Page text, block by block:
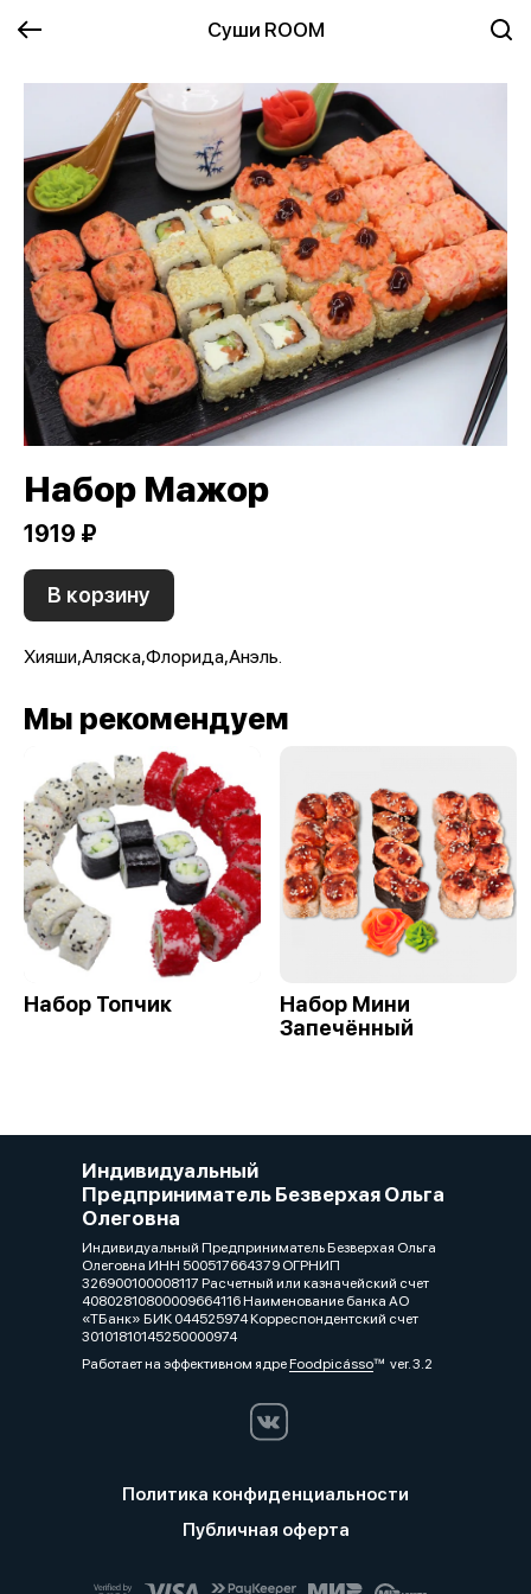
Суши ROOM
Набор Мажор
1919 ₽
В корзину
Хияши,Аляска,Флорида,Анэль.
Мы рекомендуем
Набор Топчик
Набор Мини
Запечённый
Индивидуальный
Предприниматель Безверхая Ольга
Олеговна
Индивидуальный Предприниматель Безверхая Ольга
Олеговна ИНН 500517664379 ОГРНИП
326900100008117 Расчетный или казначейский счет
40802810800009664116 Наименование банка АО
«ТБанк» БИК 044525974 Корреспондентский счет
30101810145250000974
Работает на эффективном ядреFoodpicássover. 3.2
Политика конфиденциальности
Публичная оферта